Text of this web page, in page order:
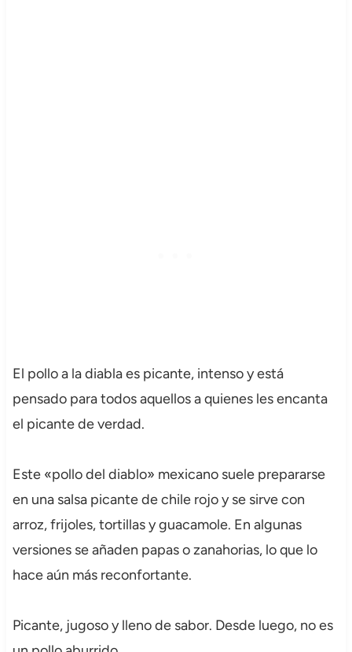
El pollo a la diabla es picante, intenso y está
pensado para todos aquellos a quienes les encanta
el picante de verdad.
Este «pollo del diablo» mexicano suele prepararse
en una salsa picante de chile rojo y se sirve con
arroz, frijoles, tortillas y guacamole. En algunas
versiones se añaden papas o zanahorias, lo que lo
hace aún más reconfortante.
Picante, jugoso y lleno de sabor. Desde luego, no es